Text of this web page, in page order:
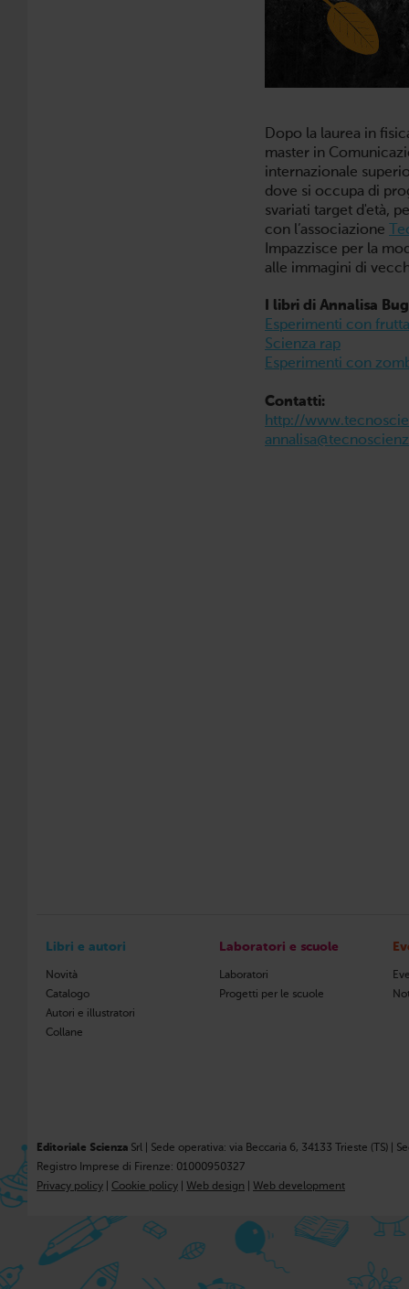
Dopo la laurea in
master in
internazionale
dove si occupa di
svariati target d'età,
con l’associazione
Impazzisce per la
alle immagini di
I libri di Annalisa
Esperimenti con
Scienza rap
Esperimenti con
Contatti:
http://
Libri e autori
Novità
Catalogo
Autori e illustratori
Collane
Laboratori e scuole
Laboratori
Progetti per le scuole
Editoriale Scienza Srl | Sede operativa: via Beccaria 6, 34133 Trieste (TS) |
Registro Imprese di Firenze: 01000950327
Privacy policy
Cookie policy Web design Web development